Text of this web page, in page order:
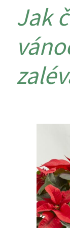
Jak